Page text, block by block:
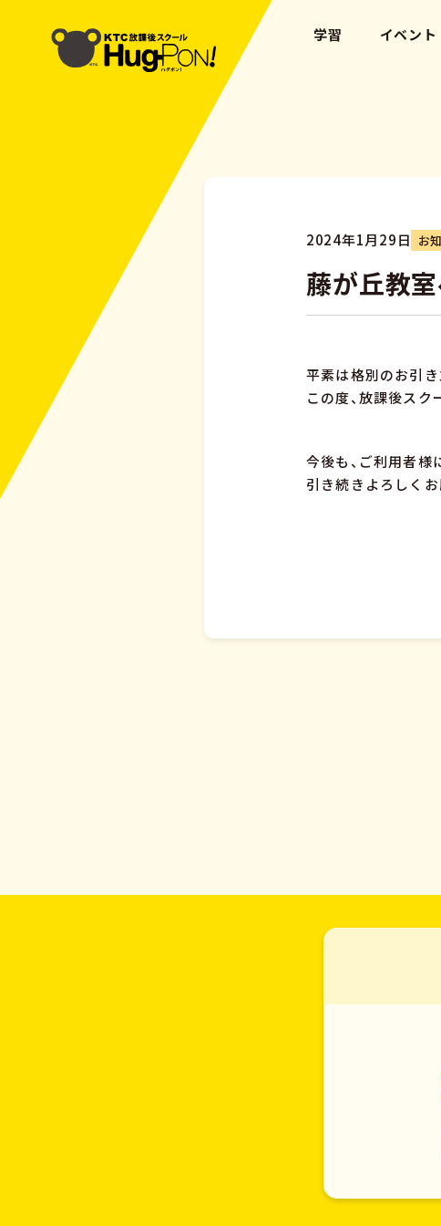
学習 イベント
2024年1月29日 お
藤が丘教
平素は格別のお引
この度、放課後ス
今後も、ご利用者様
引き続きよろしくお